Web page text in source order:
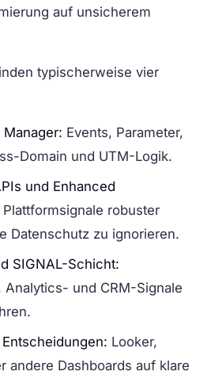
auf unsicherem
typischerweise vier
Events, Parameter,
Domain und UTM-Logik.
und Enhanced
Plattformsignale robuster
Datenschutz zu ignorieren.
SIGNAL-Schicht:
Analytics- und CRM-Signale
Looker,
andere Dashboards auf klare